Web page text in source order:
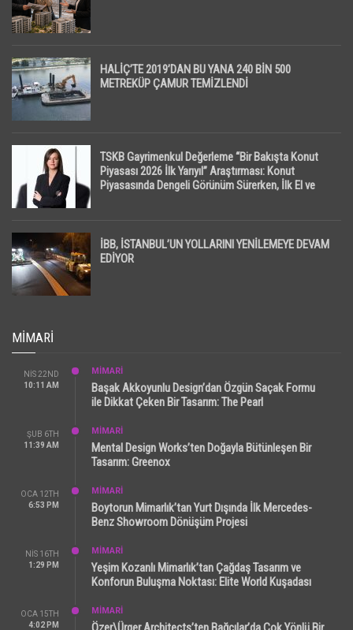
HALİÇ’TE 2019’DAN BU YANA 240 BİN 500
METREKÜP ÇAMUR TEMİZLENDİ
TSKB Gayrimenkul Değerleme “Bir Bakışta Konut
Piyasası 2026 İlk Yarıyıl” Araştırması: Konut
Piyasasında Dengeli Görünüm Sürerken, İlk El ve
İBB, İSTANBUL’UN YOLLARINI YENİLEMEYE DEVAM
EDİYOR
MIMARI
NIS 22ND
10:11 AM
MİMARİ
Başak Akkoyunlu Design’dan Özgün Saçak Formu
ile Dikkat Çeken Bir Tasarım: The Pearl
ŞUB 6TH
11:39 AM
MİMARİ
Mental Design Works’ten Doğayla Bütünleşen Bir
Tasarım: Greenox
OCA 12TH
6:53 PM
MİMARİ
Boytorun Mimarlık’tan Yurt Dışında İlk Mercedes-
Benz Showroom Dönüşüm Projesi
NIS 16TH
1:29 PM
MİMARİ
Yeşim Kozanlı Mimarlık’tan Çağdaş Tasarım ve
Konforun Buluşma Noktası: Elite World Kuşadası
OCA 15TH
4:02 PM
MİMARİ